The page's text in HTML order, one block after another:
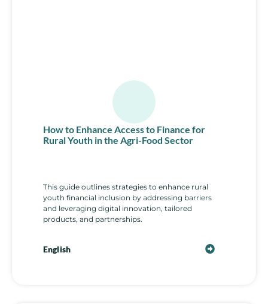
How to Enhance Access to Finance for
Rural Youth in the Agri-Food Sector
This guide outlines strategies to enhance rural
youth financial inclusion by addressing barriers
and leveraging digital innovation, tailored
products, and partnerships.
English